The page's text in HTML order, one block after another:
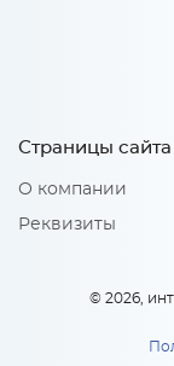
Страницы сайта
О компании
Реквизиты
© 2026,